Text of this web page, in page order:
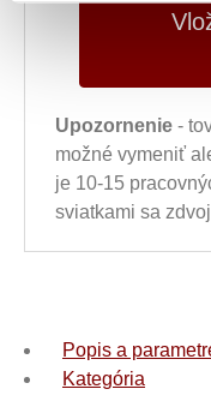
Upozornenie -
možné vymeniť
je 10-15
sviatkami sa
Popis a
Kategória